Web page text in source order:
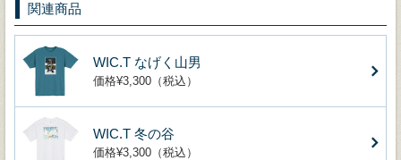
関連商品
WIC.T なげく山男
価格¥3,300（税込）
WIC.T 冬の谷
価格¥3,300（税込）